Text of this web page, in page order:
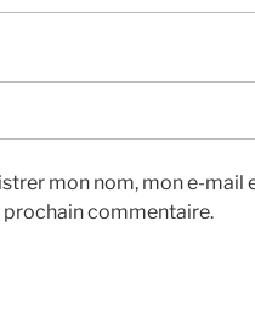
mon nom, mon e-mail
prochain commentaire.